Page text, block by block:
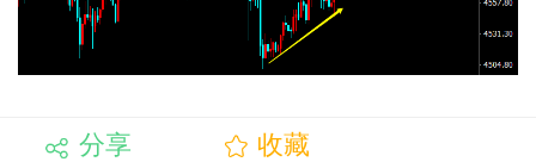
分享 收藏